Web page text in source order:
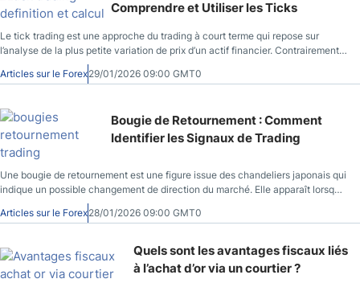
Comprendre et Utiliser les Ticks
Le tick trading est une approche du trading à court terme qui repose sur
l’analyse de la plus petite variation de prix d’un actif financier. Contrairement
aux graphiques classiques basés sur le temps, cette méthode s’intéresse
directement à l’activité réelle du marché, c’est-à-dire au rythme auquel les
marchés financiers, le tick trading est souvent utilisé par les traders actifs
pour analyser le comportement réel du prix. Utilisé correctement, le tick
trading permet de se rapprocher du “pouls” du marché, là où se rencontrent
l’offre, la demande et la liquidité.
Articles sur le Forex29/01/2026 09:00 GMT0
Bougie de Retournement : Comment
Identifier les Signaux de Trading
Une bougie de retournement est une figure issue des chandeliers japonais qui
indique un possible changement de direction du marché. Elle apparaît lorsque
l’équilibre entre acheteurs et vendeurs commence à basculer, le plus souvent
après une tendance haussière ou baissière marquée. Ces figures sont
peut s’essouffler. Un marteau trading, un avalement haussier ou une étoile du
soir traduisent tous un changement de dynamique entre acheteurs et
vendeurs. Sur DailyForex, site spécialisé en finance et trading, ces patterns
Articles sur le Forex28/01/2026 09:00 GMT0
Quels sont les avantages fiscaux liés
à l’achat d’or via un courtier ?